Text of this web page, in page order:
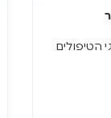
הטיפולים